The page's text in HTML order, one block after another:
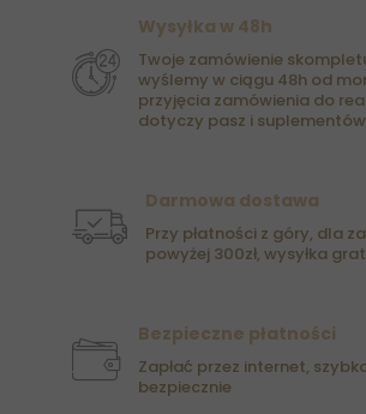
Wysyłka w 48h
Twoje zamówienie
wyślemy w ciągu 48h od
przyjęcia zamówienia do
dotyczy pasz i
Darmowa dostawa
Przy płatności z góry, dla
powyżej 300zł, wysyłka
Bezpieczne płatności
Zapłać przez internet,
bezpiecznie